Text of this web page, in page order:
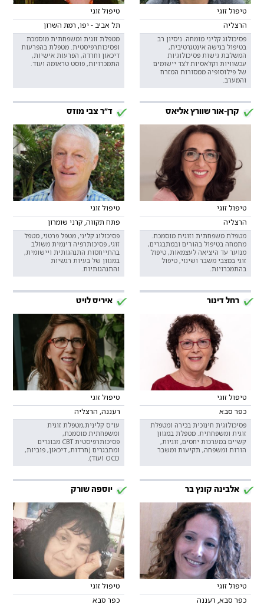
טיפול זוגי
הרצליה
פסיכולוג קליני מומחה. ניסיון רב
בטיפול בגישה אינטגרטיבית,
המשלבת גישות פסיכולוגיות
עכשוויות וקלאסיות לצד יישומים
של פילוסופיה ממסורות המזרח
והמערב.
טיפול זוגי
תל אביב - יפו, רמת השרון
מטפלת זוגית ומשפחתית מוסמכת
ופסיכותרפיסטית. מטפלת בהפרעות
דיכאון וחרדה, הפרעות אישיות,
התמכרויות, פוסט טראומה ועוד.
קרן-אור שוורץ אליאס
טיפול זוגי
הרצליה
מטפלת משפחתית וזוגית מוסמכת.
מתמחה בטיפול בהורים ובמתבגרים,
מנוער עד היציאה לעצמאות, טיפול
זוגי במצבי משבר ושינוי, טיפול
בהתמכרויות.
ד"ר צבי מוזס
טיפול זוגי
פתח תקווה, קרני שומרון
פסיכולוג קליני, מטפל פרטני, מטפל
זוגי, פסיכותרפיה דינמית משולב
בהתייחסות התנהגותית ויישומית,
במגוון של בעיות רגשיות
והתנהגותיות.
רחל דינור
טיפול זוגי
כפר סבא
פסיכולוגית חינוכית בכירה ומטפלת
זוגית ומשפחתית. מטפלת במגוון
קשיים במערכות יחסים, זוגיות,
הורות ומשפחה, תקיעות ומשבר
איריס לויט
טיפול זוגי
רעננה, הרצליה
עו"ס קלינית,מטפלת זוגית
ומשפחתית מוסמכת,
פסיכותרפיסטית CBT מבוגרים
ומתבגרים (חרדות, דיכאון, פוביות,
OCD ועוד).
אלבינה קונץ בר
טיפול זוגי
כפר סבא, רעננה
יוספה שורק
טיפול זוגי
כפר סבא